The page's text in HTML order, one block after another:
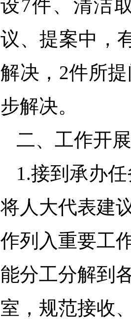
设7件、清洁
议、提案中，
解决，2件所
步解决。
二、工作开
1.接到承办
将人大代表建
作列入重要工
能分工分解到
室，规范接收